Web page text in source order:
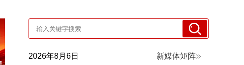
2026年8月6日 新媒体矩阵